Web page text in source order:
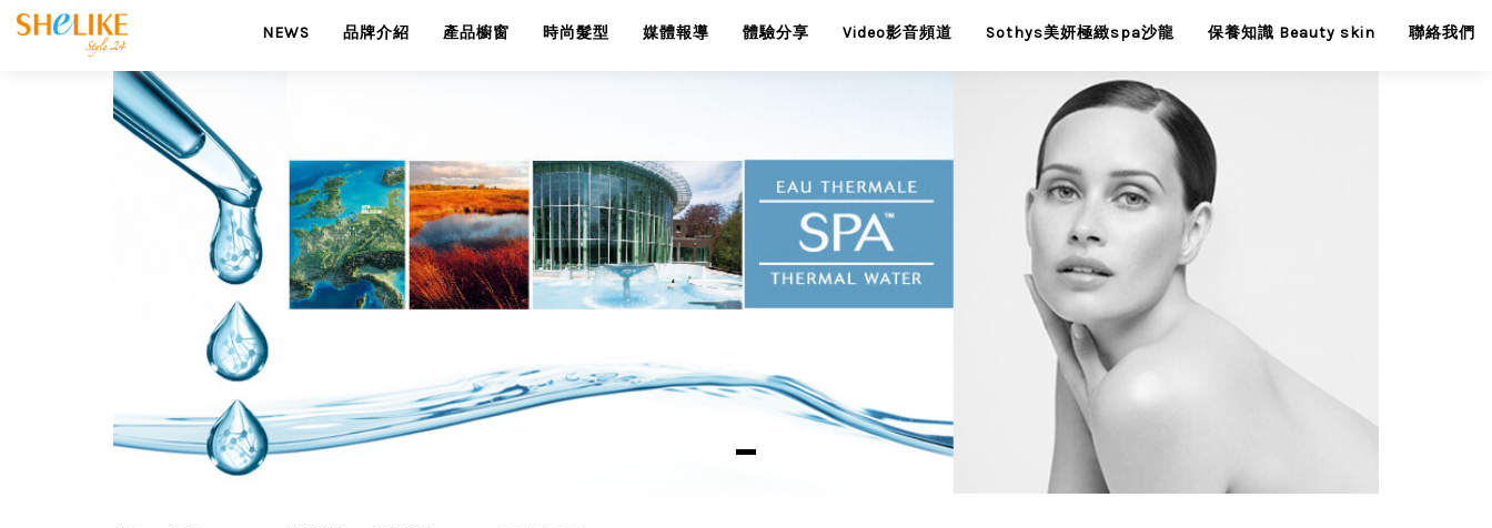
NEWS 品牌介紹 產品櫥窗 時尚髮型 媒體報導 體驗分享 Video影音頻道 Sothys美妍極緻spa沙龍 保養知識 Beauty skin 聯絡我們